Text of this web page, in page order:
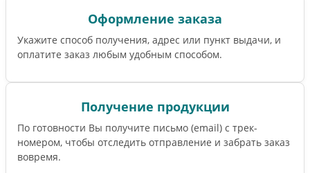
Оформление заказа
Укажите способ получения, адрес или пункт выдачи, и
оплатите заказ любым удобным способом.
Получение продукции
По готовности Вы получите письмо (email) c трек-
номером, чтобы отследить отправление и забрать заказ
вовремя.